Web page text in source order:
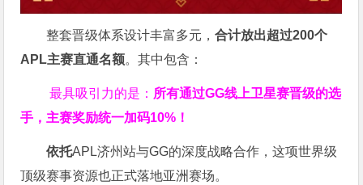
整套晋级体系设计丰富多元，合计放出超过200个
APL主赛直通名额。其中包含：
最具吸引力的是： 所有通过GG线上卫星赛晋级的选
手，主赛奖励统一加码10% ！
依托APL济州站与GG的深度战略合作，这项世界级
顶级赛事资源也正式落地亚洲赛场。